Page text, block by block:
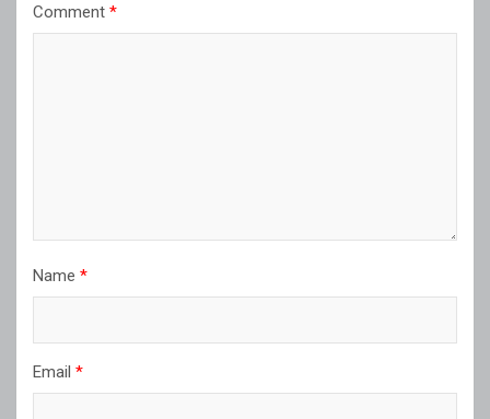
Comment *
Name *
Email *